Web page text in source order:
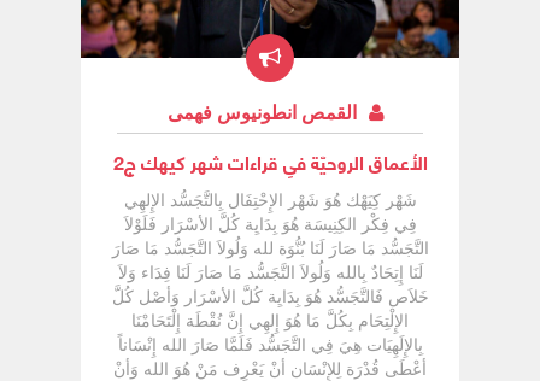
القمص انطونيوس فهمى
الأعماق الروحيّة فىِ قراءات شهر كيهك ج2
شَهْر كِيَهْك هُوَ شَهْر الإِحْتِفَال بِالتَّجَسُّد الإِلهِي
فِي فِكْر الكِنِيسَة هُوَ بِدَايِة كُلَّ الأسْرَار فَلَوْلاَ
التَّجَسُّد مَا صَارَ لَنَا بُنُّوَة لله وَلُولاَ التَّجَسُّد مَا صَارَ
لَنَا إِتِحَادٌ بِالله وَلُولاَ التَّجَسُّد مَا صَارَ لَنَا فِدَاء وَلاَ
خَلاَص فَالتَّجَسُّد هُوَ بِدَايِة كُلَّ الأسْرَار وَأصْل كُلَّ
الإِلْتِحَام بِكُلَّ مَا هُوَ إِلهِي إِنَّ نُقْطَة إِلْتَحَامْنَا
بِالإِلَهِيَات هِيَ فِي التَّجَسُّد فَلَمَّا صَارَ الله إِنْسَاناً
أعْطَى قُدْرَة لِلإِنْسَان أنْ يَعْرِف مَنْ هُوَ الله وَأنْ